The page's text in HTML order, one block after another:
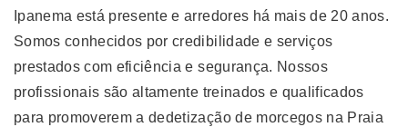
Ipanema está presente e arredores há mais de 20 anos.
Somos conhecidos por credibilidade e serviços
prestados com eficiência e segurança. Nossos
profissionais são altamente treinados e qualificados
para promoverem a dedetização de morcegos na Praia